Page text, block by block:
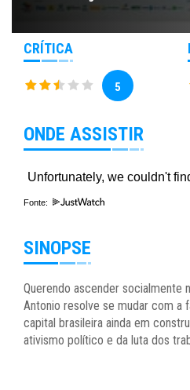
CRÍTICA
5
ONDE ASSISTIR
Fonte:
SINOPSE
Querendo ascender socialmente
Antonio resolve se mudar com a
capital brasileira ainda em
ativismo político e da luta dos